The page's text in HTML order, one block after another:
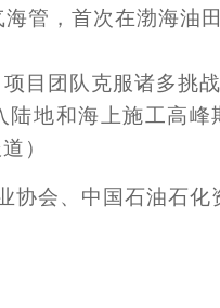
管，首次在渤海油
目团队克服诸多挑
陆地和海上施工高峰
）
协会、中国石油石化